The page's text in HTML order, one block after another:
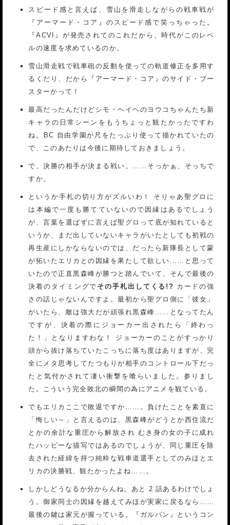
スピード感と言えば、雪山を滑走しながらの戦車戦が
『アーマード・コア』のスピード感で笑っちゃった。
『ACVI』が発売されてのこれだから、時代がこのレベ
ルの速度を求めているのか。
雪山滑走戦で戦車砲の反動を使っての軌道修正を多用す
るくだり、だから『アーマード・コア』のサイド・ブー
スターかって！
最高だったんだけどシモ・ヘイヘのヨウコちゃんたち新
キャラの日常シーンをもうちょっと観たかったですわ
ね。BC 自由学園が尺をたっぷり使って描かれていたの
で、このあたりは今後に期待しておきましょう。
で、決勝の相手が決まる戦い。……そっかぁ、そっちで
すか。
というか手札の切り方がズルいわ！ そりゃあ聖グロに
は本編で一度も勝てていないので因縁はあるでしょう
が、言葉を選ばずに言えば聖グロって底が知れていると
いうか、まだ出していないキャラがいたとしても初戦の
再生産にしかならないのでは、だったら新隊長として蒙
が拓いたエリカとの因縁を果たして欲しい……と思って
いたので正直黒森峰が勝つと踏んでいて、そんで最後の
決着のタイミングで その手札出してくる!? カードの強
さの話じゃないんですよ。最初から聖グロ側に「彼女」
がいたら、敵は強大だが頑張れ黒森峰……となってたん
ですが、決着の際にジョーカー出されたら「終わっ
た！」となりますわな！ ジョーカーのことがすっかり
頭から抜け落ちていたこっちに落ち度はありますが、完
全にメタ思考してたつもりが相手のコントロール下だっ
たと気付かされて凄い衝撃を喰らいました。参りまし
た。こういう完全敗北の瞬間の為にアニメを観ている。
でもエリカここで敗退ですか……。負けたことを素直に
「悔しい～」と言えるのは、黒森峰がどうとか西住流だ
とかの余計な重圧から解放され むき身の女の子に成れ
たハッピーな描写ではあるのでしょうが、同じ重圧を除
去された経緯を持つ純粋な戦車道選手としてのみほとエ
リカの決勝戦、観たかったよね……。
しかしどうなるか分からんね。あと 2 話あるわけでしょ
う。御家同士の因縁を越えてみほが実家に戻るなら……
最後の鍵は家元が握っている。『ガルパン』というコン